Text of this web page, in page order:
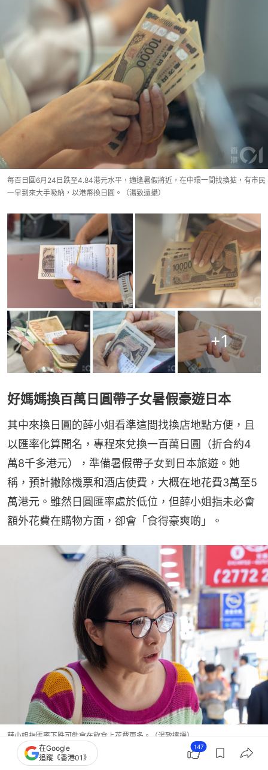
每百日圓6月24日跌至4.84港元水平，適逢暑假將近，在中環一間找換掂，有市民
一早到來大手吸納，以港幣換日圓。（湯致遠攝）
+1
好媽媽換百萬日圓帶子女暑假豪遊日本
其中來換日圓的薛小姐看準這間找換店地點方便，且
以匯率化算聞名，專程來兌換一百萬日圓（折合約4
萬8千多港元），準備暑假帶子女到日本旅遊。她
稱，預計撇除機票和酒店使費，大概在地花費3萬至5
萬港元。雖然日圓匯率處於低位，但薛小姐指未必會
額外花費在購物方面，卻會「食得豪爽啲」。
薛小姐指匯率下跌可能會在飲食上花費更多。（湯致遠攝）
在Google
追蹤《香港01》
147